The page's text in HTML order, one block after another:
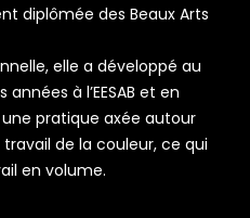
diplômée des Beaux Arts
elle a développé au
à l’EESAB et en
une pratique axée autour
de la couleur, ce qui
en volume.